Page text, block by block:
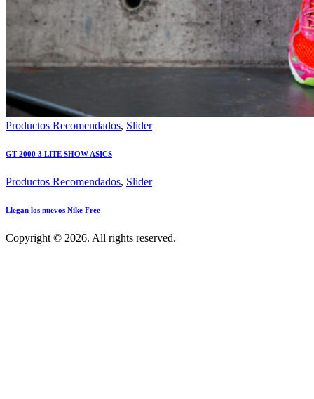
Productos Recomendados, Slider
GT 2000 3 LITE SHOW ASICS
Productos Recomendados, Slider
Llegan los nuevos Nike Free
Copyright © 2026. All rights reserved.